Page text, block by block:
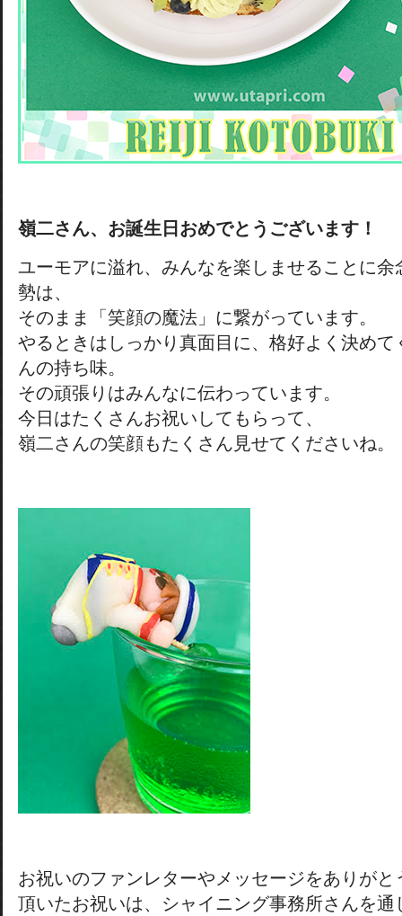
嶺二さん、お誕生日おめでとうございます！
ユーモアに溢れ、みんなを楽しませることに
勢は、
そのまま「笑顔の魔法」に繋がっています。
やるときはしっかり真面目に、格好よく決め
んの持ち味。
その頑張りはみんなに伝わっています。
今日はたくさんお祝いしてもらって、
嶺二さんの笑顔もたくさん見せてくださいね。
お祝いのファンレターやメッセージをありがと
頂いたお祝いは、シャイニング事務所さんを通